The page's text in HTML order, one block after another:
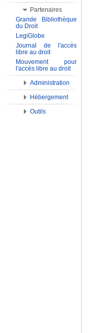
Partenaires
Grande Bibliothèque
du Droit
LegiGlobe
Journal de l'accès
libre au droit
Mouvement pour
l'accès libre au droit
Administration
Hébergement
Outils